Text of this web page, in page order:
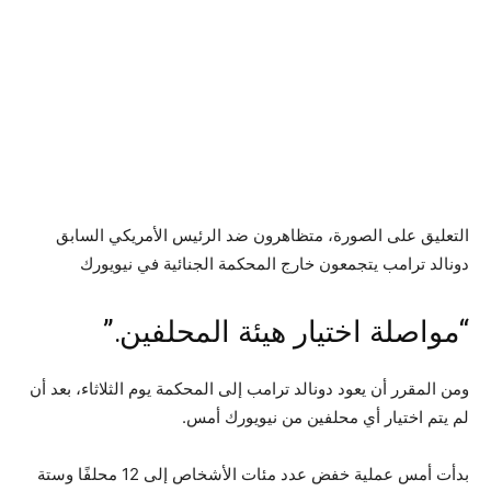
التعليق على الصورة، متظاهرون ضد الرئيس الأمريكي السابق
دونالد ترامب يتجمعون خارج المحكمة الجنائية في نيويورك
“مواصلة اختيار هيئة المحلفين.”
ومن المقرر أن يعود دونالد ترامب إلى المحكمة يوم الثلاثاء، بعد أن
لم يتم اختيار أي محلفين من نيويورك أمس.
بدأت أمس عملية خفض عدد مئات الأشخاص إلى 12 محلفًا وستة